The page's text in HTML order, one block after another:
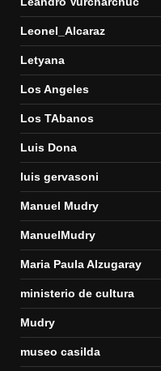
Leonel_Alcaraz
Letyana
Los Angeles
Los TAbanos
Luis Dona
luis gervasoni
Manuel Mudry
ManuelMudry
Maria Paula Alzugaray
ministerio de cultura
Mudry
museo casilda